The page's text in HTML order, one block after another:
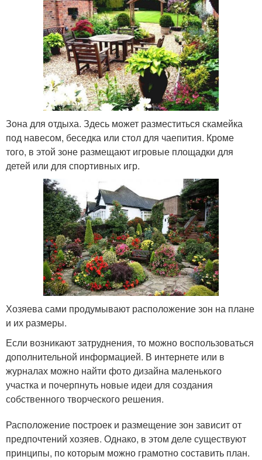
Зона для отдыха. Здесь может разместиться скамейка
под навесом, беседка или стол для чаепития. Кроме
того, в этой зоне размещают игровые площадки для
детей или для спортивных игр.
Хозяева сами продумывают расположение зон на плане
и их размеры.
Если возникают затруднения, то можно воспользоваться
дополнительной информацией. В интернете или в
журналах можно найти фото дизайна маленького
участка и почерпнуть новые идеи для создания
собственного творческого решения.
Расположение построек и размещение зон зависит от
предпочтений хозяев. Однако, в этом деле существуют
принципы, по которым можно грамотно составить план.